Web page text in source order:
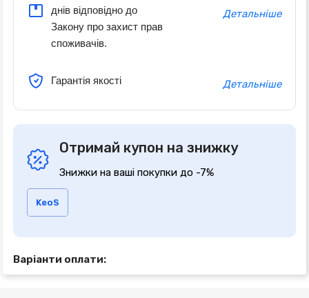
днів відповідно до
Закону про захист прав
споживачів.
Детальніше
Гарантія якості Детальніше
Отримай купон на знижку
Знижки на ваші покупки до -7%
KeoS
Варіанти оплати: